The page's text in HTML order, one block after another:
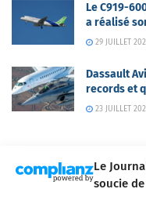
Le
soucie
Le C919-
a réalisé
29 JUILLET
Dassault
records et
23 JUILLET